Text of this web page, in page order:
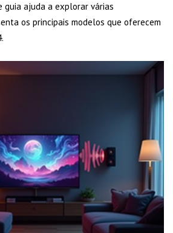
ajuda a explorar várias
os principais modelos que oferecem